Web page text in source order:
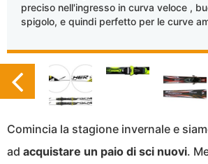
preciso nell'ingresso in curva veloce ,
spigolo, e quindi perfetto per le curve
Comincia la stagione invernale e
ad acquistare un paio di sci nuovi.